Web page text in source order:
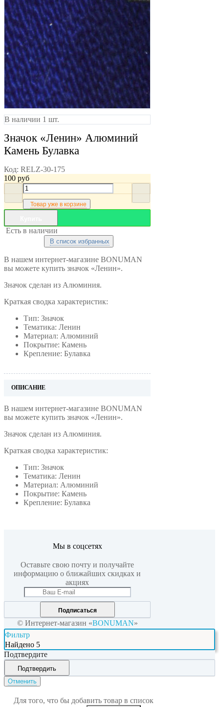
В наличии 1 шт.
Значок «Ленин» Алюминий
Камень Булавка
Код: RELZ-30-175
100 руб
Товар уже в корзине
Есть в наличии
В список избранных
В нашем интернет-магазине BONUMAN
вы можете купить значок «Ленин».
Значок сделан из Алюминия.
Краткая сводка характеристик:
Тип: Значок
Тематика: Ленин
Материал: Алюминий
Покрытие: Камень
Крепление: Булавка
ОПИСАНИЕ
В нашем интернет-магазине BONUMAN
вы можете купить значок «Ленин».
Значок сделан из Алюминия.
Краткая сводка характеристик:
Тип: Значок
Тематика: Ленин
Материал: Алюминий
Покрытие: Камень
Крепление: Булавка
Мы в соцсетях
Оставьте свою почту и получайте
информацию о ближайших скидках и
акциях
Подписаться
© Интернет-магазин «BONUMAN»
Фильтр
Найдено 5
Подтвердите
Подтвердить
Отменить
Для того, что бы добавить товар в список